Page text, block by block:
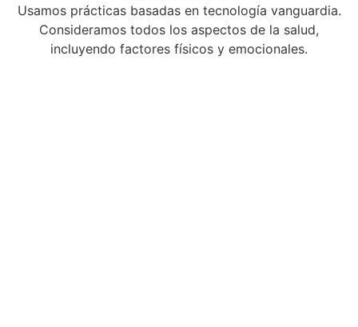
Usamos prácticas basadas en tecnología vanguardia.
Consideramos todos los aspectos de la salud,
incluyendo factores físicos y emocionales.